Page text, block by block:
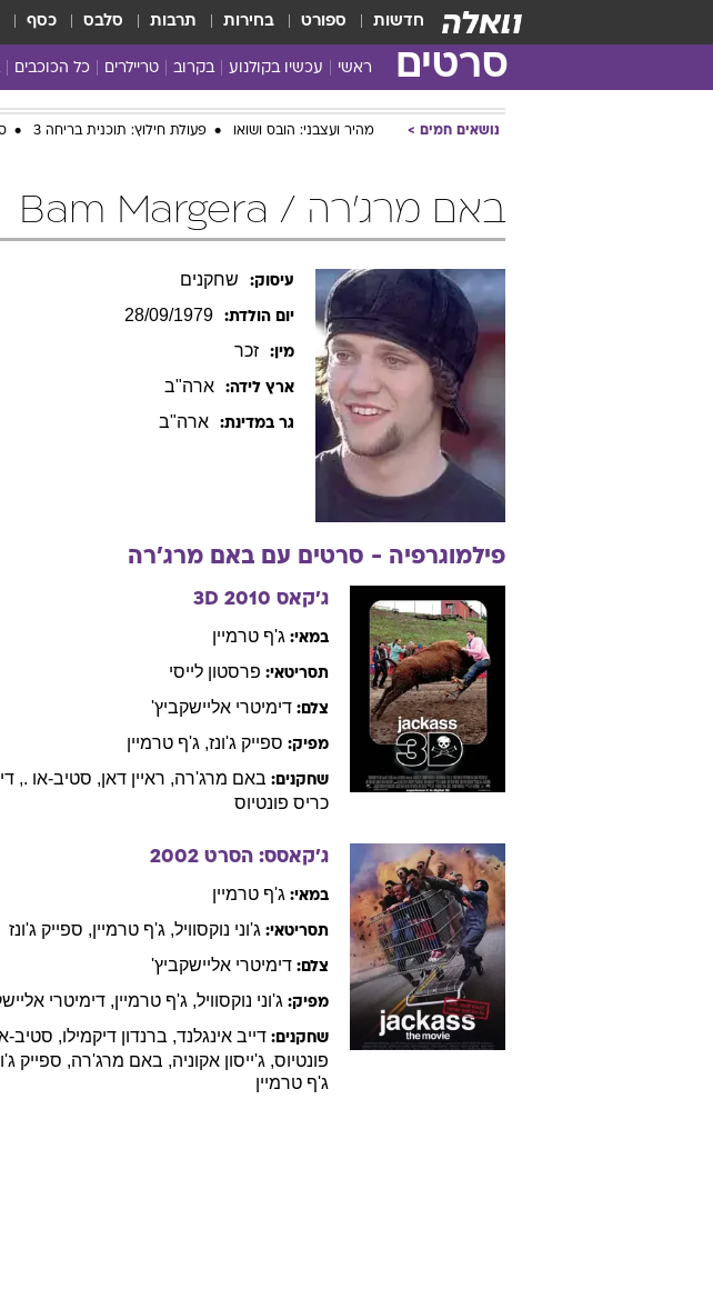
חדשות ספורט בחירות תרבות סלבס כסף
סרטים ראשי עכשיו בקולנוע בקרוב טריילרים כל הכוכבים
נושאים חמים מהיר ועצבני: הובס ושואו פעולת חילוץ: תוכנית בריחה 3
באם מרג'רה / Bam Margera
עיסוק: שחקנים
יום הולדת: 28/09/1979
מין: זכר
ארץ לידה: ארה"ב
גר במדינת: ארה"ב
פילמוגרפיה - סרטים עם באם מרג'רה
ג'קאס 3D 2010
במאי: ג'ף טרמיין
תסריטאי: פרסטון לייסי
צלם: דימיטרי אליישקביץ'
מפיק: ספייק ג'ונז, ג'ף טרמיין
שחקנים: באם מרג'רה, ראיין דאן, סטיב-או .
,
כריס פונטיוס
ג'קאסס: הסרט 2002
במאי: ג'ף טרמיין
תסריטאי: ג'וני נוקסוויל, ג'ף טרמיין, ספייק ג'ונז
צלם: דימיטרי אליישקביץ'
מפיק: ג'וני נוקסוויל, ג'ף טרמיין, דימיטרי
שחקנים: דייב אינגלנד, ברנדון דיקמילו, סטיב-
פונטיוס, ג'ייסון אקוניה, באם מרג'רה, ספייק
ג'ף טרמיין